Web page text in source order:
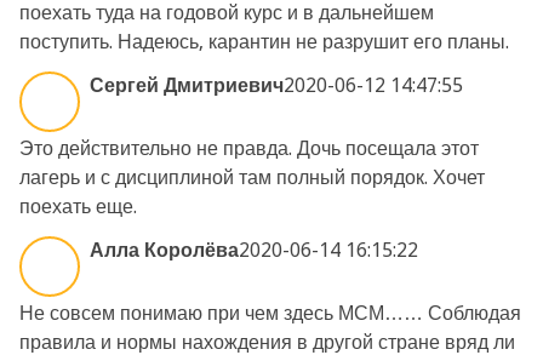
поехать туда на годовой курс и в дальнейшем
поступить. Надеюсь, карантин не разрушит его планы.
Сергей Дмитриевич2020-06-12 14:47:55
Это действительно не правда. Дочь посещала этот
лагерь и с дисциплиной там полный порядок. Хочет
поехать еще.
Алла Королёва2020-06-14 16:15:22
Не совсем понимаю при чем здесь МСМ…… Соблюдая
правила и нормы нахождения в другой стране вряд ли